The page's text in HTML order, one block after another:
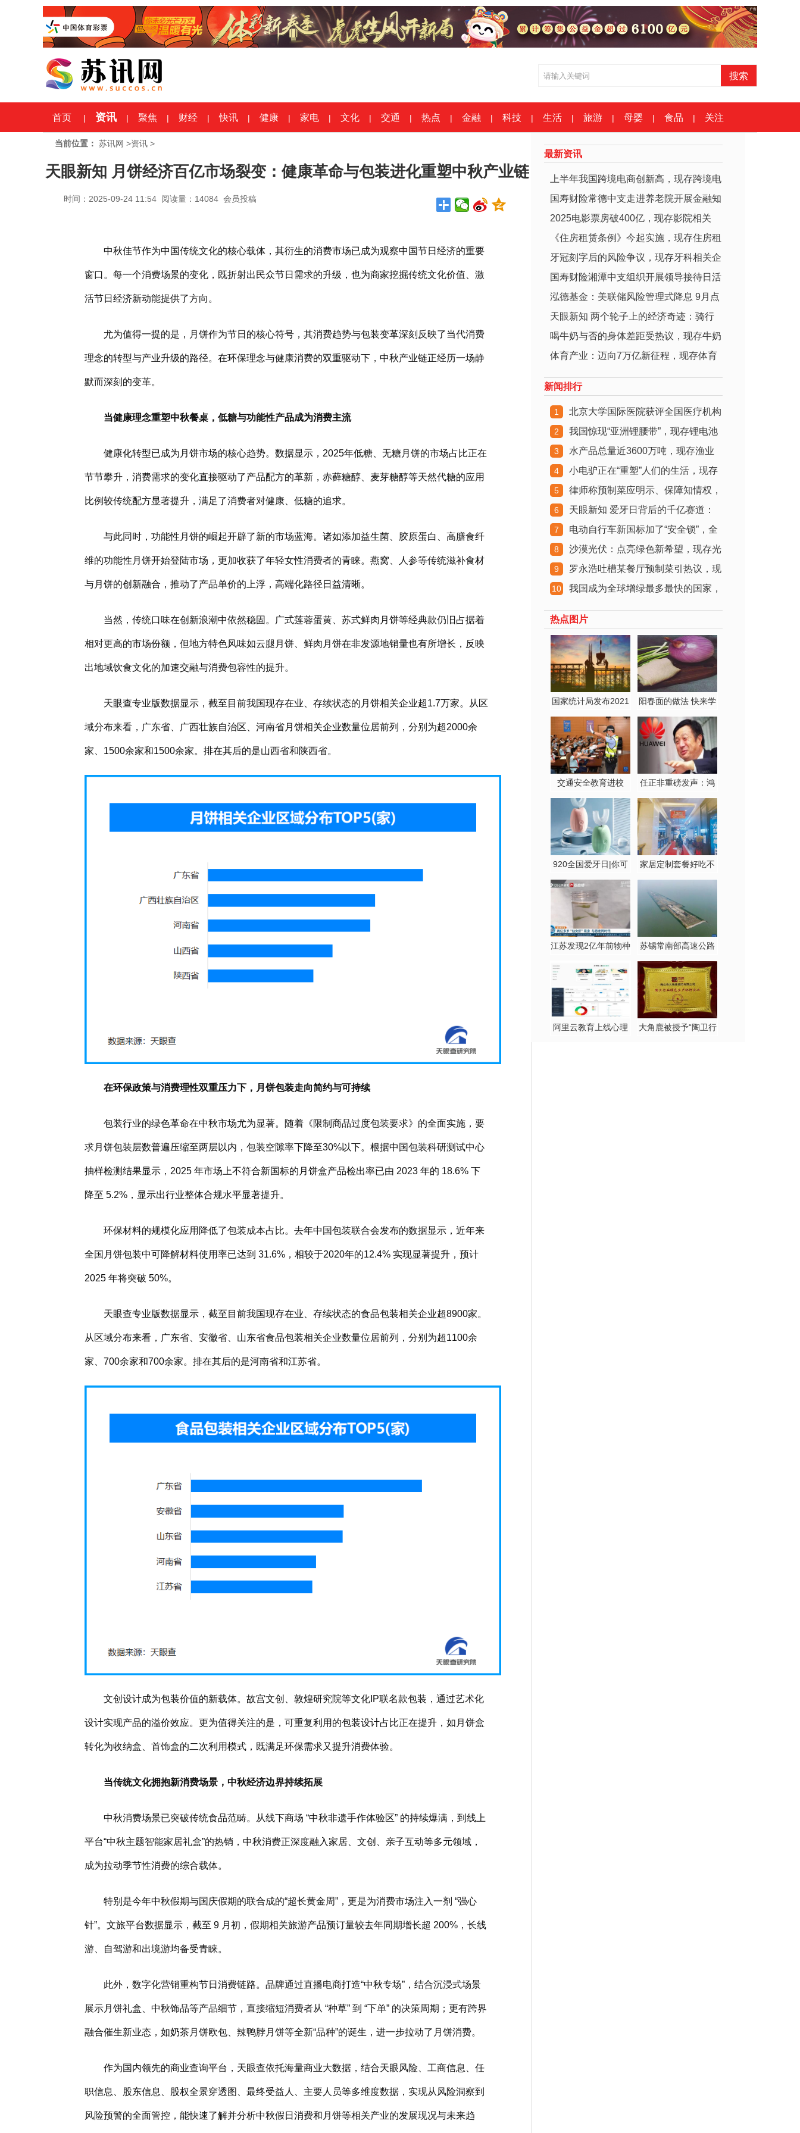
首页 | 资讯 | 聚焦 | 财经 | 快讯 | 健康 | 家电 | 文化 | 交通 | 热点 | 金融 | 科技 | 生活 | 旅游 | 母婴 | 食品 | 关注
当前位置： 苏讯网 >资讯 >
天眼新知 月饼经济百亿市场裂变：健康革命与包装进化重塑中秋产业链
时间：2025-09-24 11:54 阅读量：14084 会员投稿
中秋佳节作为中国传统文化的核心载体，其衍生的消费市场已成为观察中国节日经济的重要
窗口。每一个消费场景的变化，既折射出民众节日需求的升级，也为商家挖掘传统文化价值、激
活节日经济新动能提供了方向。
尤为值得一提的是，月饼作为节日的核心符号，其消费趋势与包装变革深刻反映了当代消费
理念的转型与产业升级的路径。在环保理念与健康消费的双重驱动下，中秋产业链正经历一场静
默而深刻的变革。
当健康理念重塑中秋餐桌，低糖与功能性产品成为消费主流
健康化转型已成为月饼市场的核心趋势。数据显示，2025年低糖、无糖月饼的市场占比正在
节节攀升，消费需求的变化直接驱动了产品配方的革新，赤藓糖醇、麦芽糖醇等天然代糖的应用
比例较传统配方显著提升，满足了消费者对健康、低糖的追求。
与此同时，功能性月饼的崛起开辟了新的市场蓝海。诸如添加益生菌、胶原蛋白、高膳食纤
维的功能性月饼开始登陆市场，更加收获了年轻女性消费者的青睐。燕窝、人参等传统滋补食材
与月饼的创新融合，推动了产品单价的上浮，高端化路径日益清晰。
当然，传统口味在创新浪潮中依然稳固。广式莲蓉蛋黄、苏式鲜肉月饼等经典款仍旧占据着
相对更高的市场份额，但地方特色风味如云腿月饼、鲜肉月饼在非发源地销量也有所增长，反映
出地域饮食文化的加速交融与消费包容性的提升。
天眼查专业版数据显示，截至目前我国现存在业、存续状态的月饼相关企业超1.7万家。从区
域分布来看，广东省、广西壮族自治区、河南省月饼相关企业数量位居前列，分别为超2000余
家、1500余家和1500余家。排在其后的是山西省和陕西省。
在环保政策与消费理性双重压力下，月饼包装走向简约与可持续
包装行业的绿色革命在中秋市场尤为显著。随着《限制商品过度包装要求》的全面实施，要
求月饼包装层数普遍压缩至两层以内，包装空隙率下降至30%以下。根据中国包装科研测试中心
抽样检测结果显示，2025 年市场上不符合新国标的月饼盒产品检出率已由 2023 年的 18.6% 下
降至 5.2%，显示出行业整体合规水平显著提升。
环保材料的规模化应用降低了包装成本占比。去年中国包装联合会发布的数据显示，近年来
全国月饼包装中可降解材料使用率已达到 31.6%，相较于2020年的12.4% 实现显著提升，预计
2025 年将突破 50%。
天眼查专业版数据显示，截至目前我国现存在业、存续状态的食品包装相关企业超8900家。
从区域分布来看，广东省、安徽省、山东省食品包装相关企业数量位居前列，分别为超1100余
家、700余家和700余家。排在其后的是河南省和江苏省。
文创设计成为包装价值的新载体。故宫文创、敦煌研究院等文化IP联名款包装，通过艺术化
设计实现产品的溢价效应。更为值得关注的是，可重复利用的包装设计占比正在提升，如月饼盒
转化为收纳盒、首饰盒的二次利用模式，既满足环保需求又提升消费体验。
当传统文化拥抱新消费场景，中秋经济边界持续拓展
中秋消费场景已突破传统食品范畴。从线下商场 “中秋非遗手作体验区” 的持续爆满，到线上
平台“中秋主题智能家居礼盒”的热销，中秋消费正深度融入家居、文创、亲子互动等多元领域，
成为拉动季节性消费的综合载体。
特别是今年中秋假期与国庆假期的联合成的“超长黄金周”，更是为消费市场注入一剂 “强心
针”。文旅平台数据显示，截至 9 月初，假期相关旅游产品预订量较去年同期增长超 200%，长线
游、自驾游和出境游均备受青睐。
此外，数字化营销重构节日消费链路。品牌通过直播电商打造“中秋专场”，结合沉浸式场景
展示月饼礼盒、中秋饰品等产品细节，直接缩短消费者从 “种草” 到 “下单” 的决策周期；更有跨界
融合催生新业态，如奶茶月饼欧包、辣鸭脖月饼等全新“品种”的诞生，进一步拉动了月饼消费。
作为国内领先的商业查询平台，天眼查依托海量商业大数据，结合天眼风险、工商信息、任
职信息、股东信息、股权全景穿透图、最终受益人、主要人员等多维度数据，实现从风险洞察到
风险预警的全面管控，能快速了解并分析中秋假日消费和月饼等相关产业的发展现况与未来趋
最新资讯
上半年我国跨境电商创新高，现存跨境电
商企
国寿财险常德中支走进养老院开展金融知
识宣
2025电影票房破400亿，现存影院相关
《住房租赁条例》今起实施，现存住房租
赁相
牙冠刻字后的风险争议，现存牙科相关企
业超
国寿财险湘潭中支组织开展领导接待日活
动
泓德基金：美联储风险管理式降息 9月点
阵
天眼新知 两个轮子上的经济奇迹：骑行
消费
喝牛奶与否的身体差距受热议，现存牛奶
相关
体育产业：迈向7万亿新征程，现存体育
相关
新闻排行
1 北京大学国际医院获评全国医疗机构
体重管理
2 我国惊现“亚洲锂腰带”，现存锂电池
相关企
3 水产品总量近3600万吨，现存渔业
相关企
4 小电驴正在“重塑”人们的生活，现存
电动车
5 律师称预制菜应明示、保障知情权，
现存相关
6 天眼新知 爱牙日背后的千亿赛道：
口腔经济
7 电动自行车新国标加了“安全锁”，全
国现存
8 沙漠光伏：点亮绿色新希望，现存光
伏相关企
9 罗永浩吐槽某餐厅预制菜引热议，现
存预制菜
10 我国成为全球增绿最多最快的国家，
现存生态
热点图片
国家统计局发布2021
年
阳春面的做法 快来学
习阳
交通安全教育进校
园，学生
任正非重磅发声：鸿
蒙之外
920全国爱牙日|你可
能
家居定制套餐好吃不
好吃？
江苏发现2亿年前物种
仙女
苏锡常南部高速公路
太湖隧
阿里云教育上线心理
大角鹿被授予“陶卫行